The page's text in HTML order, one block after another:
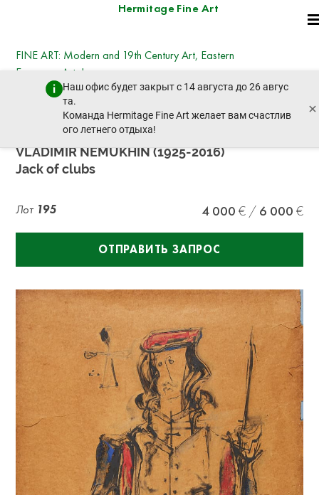
Hermitage Fine Art
Наш офис будет закрыт с 14 августа до 26 авгус
та.
Команда Hermitage Fine Art желает вам счастлив
ого летнего отдыха!
×
FINE ART: Modern and 19th Century Art, Eastern
European Art, Icons
четверг, 19 декабря 2024 г. - 14:30
пред. лот след. лот
VLADIMIR NEMUKHIN (1925-2016)
Jack of clubs
Лот 195 4 000 6 000
ОТПРАВИТЬ ЗАПРОС